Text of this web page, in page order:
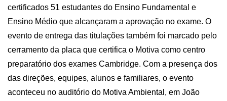
certificados 51 estudantes do Ensino Fundamental e
Ensino Médio que alcançaram a aprovação no exame. O
evento de entrega das titulações também foi marcado pelo
cerramento da placa que certifica o Motiva como centro
preparatório dos exames Cambridge. Com a presença dos
das direções, equipes, alunos e familiares, o evento
aconteceu no auditório do Motiva Ambiental, em João